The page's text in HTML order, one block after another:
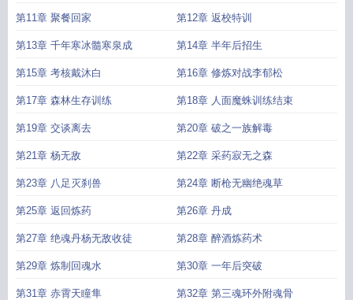
第11章 聚餐回家 第12章 返校特训
第13章 千年寒冰髓寒泉成 第14章 半年后招生
第15章 考核戴沐白 第16章 修炼对战李郁松
第17章 森林生存训练 第18章 人面魔蛛训练结束
第19章 交谈离去 第20章 破之一族解毒
第21章 杨无敌 第22章 采药寂无之森
第23章 八足灭刹兽 第24章 断枪无幽绝魂草
第25章 返回炼药 第26章 丹成
第27章 绝魂丹杨无敌收徒 第28章 醉酒炼药术
第29章 炼制回魂水 第30章 一年后突破
第31章 赤霄天瞳隼 第32章 第三魂环外附魂骨